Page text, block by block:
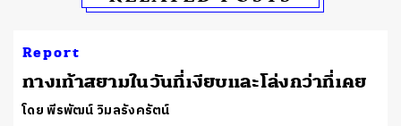
Report
ทางเท้าสยามในวันที่เงียบและโล่งกว่าที่เคย
โดย พีรพัฒน์ วิมลรังครัตน์